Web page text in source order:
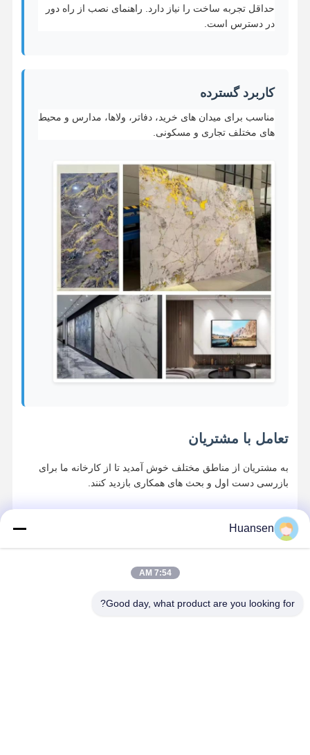
حداقل تجربه ساخت را نیاز دارد. راهنمای نصب از راه دور
در دسترس است.
کاربرد گسترده
مناسب برای میدان های خرید، دفاتر، ولاها، مدارس و محیط
های مختلف تجاری و مسکونی.
تعامل با مشتریان
به مشتریان از مناطق مختلف خوش آمدید تا از کارخانه ما برای
بازرسی دست اول و بحث های همکاری بازدید کنند.
Huansen
7:54 AM
Good day, what product are you looking for?